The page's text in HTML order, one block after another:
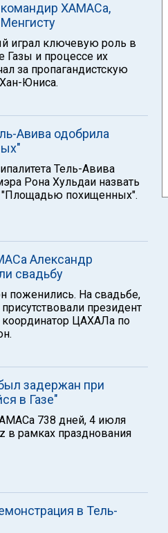
командир ХАМАСа,
играл ключевую роль в
Газы и процессе их
за пропагандистскую
Юниса.
Авива одобрила
Тель-Авива
Рона Хульдаи назвать
"Площадью похищенных".
Александр
свадьбу
поженились. На свадьбе,
президент
ЦАХАЛа по
задержан при
в Газе"
738 дней, 4 июля
в рамках празднования
в Тель-